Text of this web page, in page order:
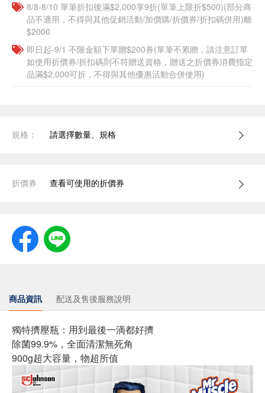
8/8-8/10 單筆折扣後滿$2,000享9折(單筆上限折$500)(部分商
品不適用，不得與其他促銷活動/加價購/折價券/折扣碼併用)離
$2000
即日起-9/1 不限金額下單贈$200券(單筆不累贈，請注意訂單
如使用折價券/折扣碼則不符贈送資格，贈送之折價券消費指定
品滿$2,000可折，不得與其他優惠活動合併使用)
規格： 請選擇數量、規格
折價券 查看可使用的折價券
商品資訊 配送及售後服務說明
獨特擠壓瓶：用到最後一滴都好擠
除菌99.9%，全面清潔無死角
900g超大容量，物超所值